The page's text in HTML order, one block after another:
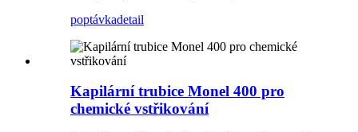
poptávkadetail
Kapilární trubice Monel 400 pro
chemické vstřikování